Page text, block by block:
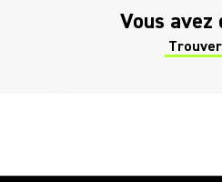
Vous avez
(Opens